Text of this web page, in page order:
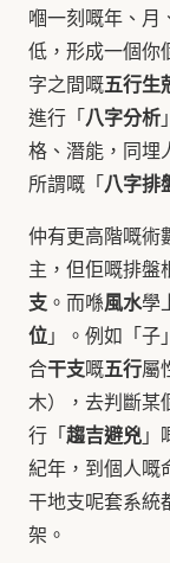
嗰一刻嘅年、月
低，形成一個你
字之間嘅五行生
進行「八字分析
格、潛能，同埋
所謂嘅「八字排
仲有更高階嘅術
主，但佢嘅排盤
支 。而喺風水學
位」。例如「
合干支嘅五行屬
木），去判斷某
行「趨吉避兇」
紀年，到個人嘅
干地支呢套系統
架。